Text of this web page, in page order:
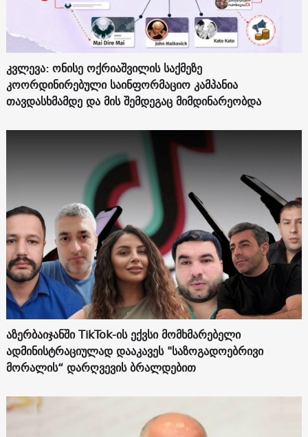
კვლევა: ონისე ოქრიაშვილის საქმეზე
კოორდინირებული საინფორმაციო კამპანია
თავდასხმამდე და მის შემდეგაც მიმდინარეობდა
აზერბაიჯანში TikTok-ის ექვსი მომხმარებელი
ადმინისტრაციულად დააკავეს "საზოგადოებრივი
მორალის“ დარღვევის ბრალდებით